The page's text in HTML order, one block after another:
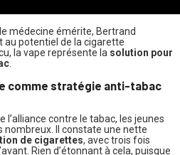
médecine émérite, Bertrand
potentiel de la cigarette
la vape représente la solution pour
comme stratégie anti-tabac
l’alliance contre le tabac, les jeunes
nombreux. Il constate une nette
de cigarettes, avec trois fois
Rien d’étonnant à cela, puisque